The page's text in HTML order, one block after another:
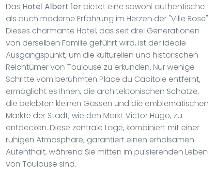
Das Hotel Albert 1er bietet eine sowohl authentische
als auch moderne Erfahrung im Herzen der "Ville Rose".
Dieses charmante Hotel, das seit drei Generationen
von derselben Familie geführt wird, ist der ideale
Ausgangspunkt, um die kulturellen und historischen
Reichtümer von Toulouse zu erkunden. Nur wenige
Schritte vom berühmten Place du Capitole entfernt,
ermöglicht es Ihnen, die architektonischen Schätze,
die belebten kleinen Gassen und die emblematischen
Märkte der Stadt, wie den Markt Victor Hugo, zu
entdecken. Diese zentrale Lage, kombiniert mit einer
ruhigen Atmosphäre, garantiert einen erholsamen
Aufenthalt, während Sie mitten im pulsierenden Leben
von Toulouse sind.